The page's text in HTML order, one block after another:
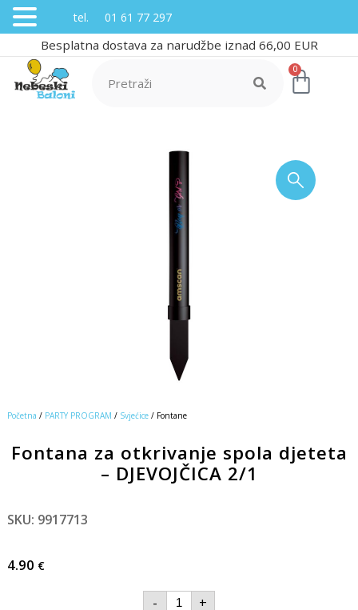
Besplatna dostava za narudžbe iznad 66,00 EUR
0
Početna / PARTY PROGRAM / Svjećice/ Fontane
Fontana za otkrivanje spola djeteta
– DJEVOJČICA 2/1
SKU: 9917713
4.90 €
- +
tel. 01 61 77 297